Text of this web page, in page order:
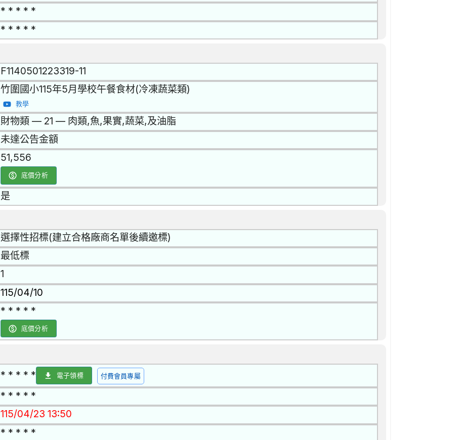
* * * * *
* * * * *
F1140501223319-11
竹圍國小115年5月學校午餐食材(冷凍蔬菜類)
教學
財物類 — 21 — 肉類,魚,果實,蔬菜,及油脂
未達公告金額
51,556
底價分析
是
選擇性招標(建立合格廠商名單後續邀標)
最低標
1
115/04/10
* * * * *
底價分析
* * * * * 電子領標 付費會員專屬
* * * * *
115/04/23 13:50
* * * * *